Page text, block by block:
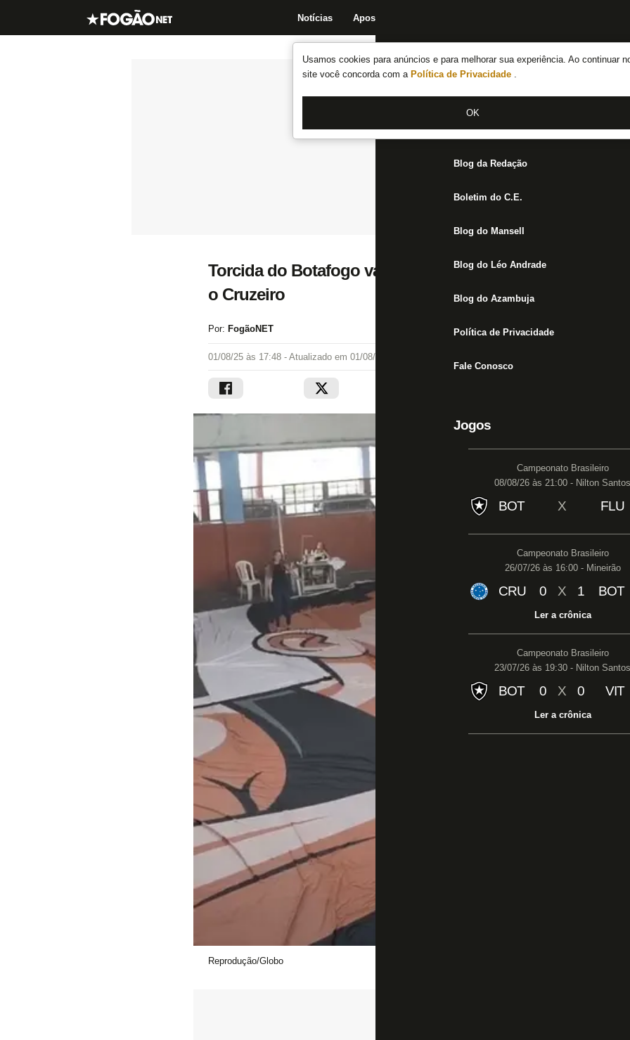
Usamos cookies para anúncios e para melhorar sua experiência. Ao continuar
site você concorda com a Política de Privacidade .
OK
Notícias Apostas
Notícias do Botafogo
Fórum
Jogos
Blog da Redação
Boletim do C.E.
Blog do Mansell
Blog do Léo Andrade
Blog do Azambuja
Política de Privacidade
Fale Conosco
Jogos
Campeonato Brasileiro
08/08/26 às 21:00 - Nilton Santos
BOT X FLU
Campeonato Brasileiro
26/07/26 às 16:00 - Mineirão
CRU 0 X 1 BOT
Ler a crônica
Campeonato Brasileiro
23/07/26 às 19:30 - Nilton Santos
BOT 0 X 0 VIT
Ler a crônica
Torcida do Botafogo vai estrear bandeirão para
o Cruzeiro
Por: FogãoNET
01/08/25 às 17:48 - Atualizado em 01/08/25 às 17:48
Reprodução/Globo